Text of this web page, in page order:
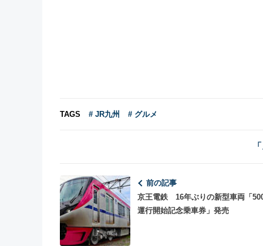
TAGS # JR九州 # グルメ
前の記事
京王電鉄 16年ぶりの新型車両「
運行開始記念乗車券」発売